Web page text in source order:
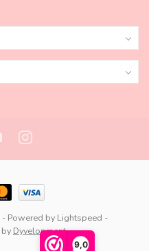
9,0
- Powered by Lightspeed -
by Dyvelopment